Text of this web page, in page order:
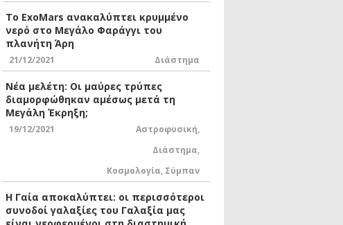
Το ExoMars ανακαλύπτει κρυμμένο
νερό στο Μεγάλο Φαράγγι του
πλανήτη Άρη
21/12/2021 Διάστημα
Νέα μελέτη: Οι μαύρες τρύπες
διαμορφώθηκαν αμέσως μετά τη
Μεγάλη Έκρηξη;
19/12/2021 Αστροφυσική,
Διάστημα,
Κοσμολογία, Σύμπαν
Η Γαία αποκαλύπτει: οι περισσότεροι
συνοδοί γαλαξίες του Γαλαξία μας